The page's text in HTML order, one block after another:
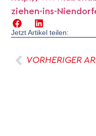
ziehen-ins-
Jetzt Artikel teilen: